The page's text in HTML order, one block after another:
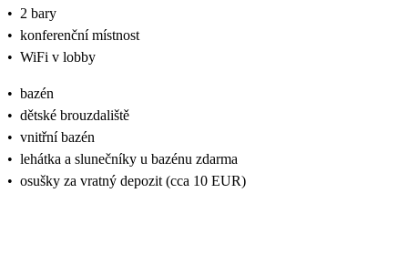
• 2 bary
• konferenční místnost
• WiFi v lobby
• bazén
• dětské brouzdaliště
• vnitřní bazén
• lehátka a slunečníky u bazénu zdarma
• osušky za vratný depozit (cca 10 EUR)